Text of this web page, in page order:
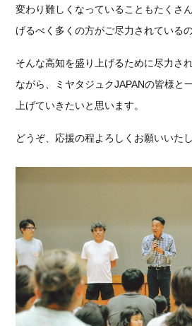
変わり難しくなっていることもたくさ
げるべく多くの方がご尽力されている
そんな高知を盛り上げるために尽力さ
ながら、ミヤタジュクJAPANの皆様と
上げていきたいと思います。
どうぞ、応援の程よろしくお願いいたし